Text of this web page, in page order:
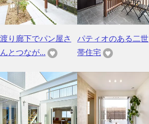
渡り廊下でパン屋さ
んとつなが...
パティオのある二世
帯住宅